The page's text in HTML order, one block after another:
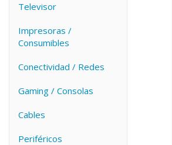
Televisor
Impresoras /
Consumibles
Conectividad / Redes
Gaming / Consolas
Cables
Periféricos